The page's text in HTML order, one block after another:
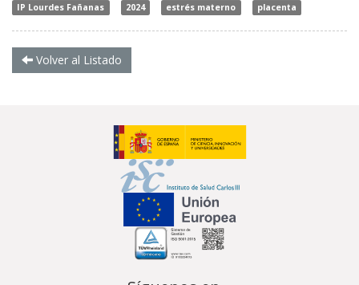
IP Lourdes Fañanas 2024 estrés materno placenta
Volver al Listado